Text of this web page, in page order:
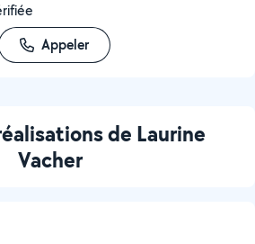
Appeler
de Laurine
Vacher